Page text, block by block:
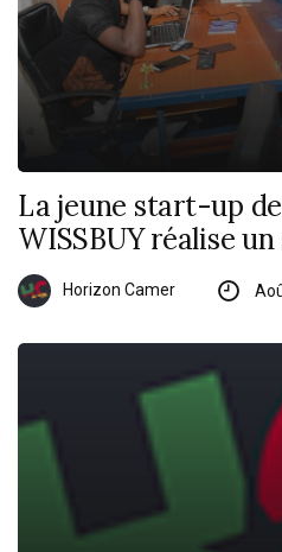
La jeune start-up
WISSBUY réalise
Horizon Camer